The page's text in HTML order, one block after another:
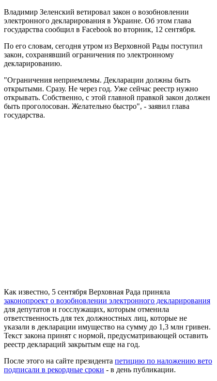
Владимир Зеленский ветировал закон о возобновлении
электронного декларирования в Украине. Об этом глава
государства сообщил в Facebook во вторник, 12 сентября.
По его словам, сегодня утром из Верховной Рады поступил
закон, сохранявший ограничения по электронному
декларированию.
"Ограничения неприемлемы. Декларации должны быть
открытыми. Сразу. Не через год. Уже сейчас реестр нужно
открывать. Собственно, с этой главной правкой закон должен
быть проголосован. Желательно быстро", - заявил глава
государства.
Как известно, 5 сентября Верховная Рада приняла
законопроект о возобновлении электронного декларирования
для депутатов и госслужащих, которым отменила
ответственность для тех должностных лиц, которые не
указали в декларации имущество на сумму до 1,3 млн гривен.
Текст закона принят с нормой, предусматривающей оставить
реестр деклараций закрытым еще на год.
После этого на сайте президента петицию по наложению вето
подписали в рекордные сроки - в день публикации.